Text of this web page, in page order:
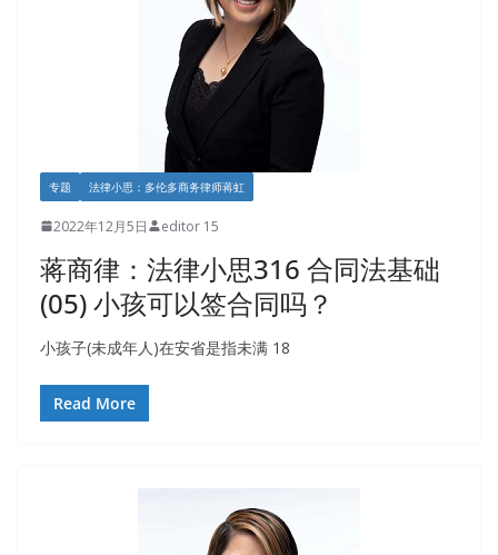
专题 法律小思：多伦多商务律师蒋虹
2022年12月5日 editor 15
蒋商律：法律小思316 合同法基础
(05) 小孩可以签合同吗？
小孩子(未成年人)在安省是指未满 18
Read More